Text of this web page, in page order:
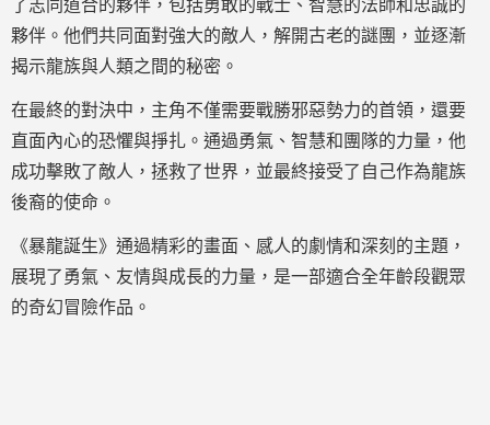
了志同道合的夥伴，包括勇敢的戰士、智慧的法師和忠誠的
夥伴。他們共同面對強大的敵人，解開古老的謎團，並逐漸
揭示龍族與人類之間的秘密。
在最終的對決中，主角不僅需要戰勝邪惡勢力的首領，還要
直面內心的恐懼與掙扎。通過勇氣、智慧和團隊的力量，他
成功擊敗了敵人，拯救了世界，並最終接受了自己作為龍族
後裔的使命。
《暴龍誕生》通過精彩的畫面、感人的劇情和深刻的主題，
展現了勇氣、友情與成長的力量，是一部適合全年齡段觀眾
的奇幻冒險作品。